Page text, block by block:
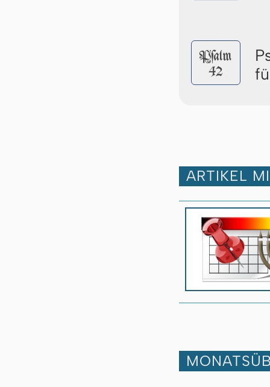
Pſalm
42
ARTIKEL